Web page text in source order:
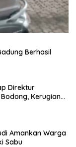
Berhasil
Direktur
Kerugian
Amankan Warga
Sabu